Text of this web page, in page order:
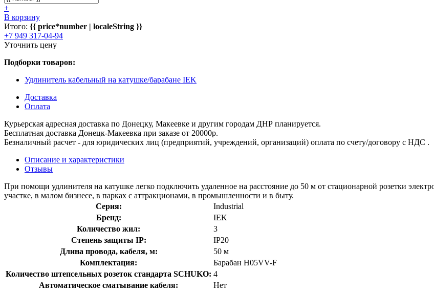
+
В корзину
Итого: {{ price*number | localeString }}
+7 949 317-04-94
Уточнить цену
Подборки товаров:
Удлинитель кабельный на катушке/барабане IEK
Доставка
Оплата
Курьерская адресная доставка по Донецку, Макеевке и другим городам ДНР планируется.
Бесплатная доставка Донецк-Макеевка при заказе от 20000р.
Безналичный расчет - для юридических лиц (предприятий, учреждений, организаций) оплата по счету/договору с НДС .
Описание и характеристики
Отзывы
При помощи удлинителя на катушке легко подключить удаленное на расстояние до 50 м от стационарной розетки
участке, в малом бизнесе, в парках с аттракционами, в промышленности и в быту.
Серия:
Industrial
Бренд:
IEK
Количество жил:
3
Степень защиты IP:
IP20
Длина провода, кабеля, м:
50 м
Комплектация:
Барабан H05VV-F
Количество штепсельных розеток стандарта SCHUKO: 4
Автоматическое сматывание кабеля:
Нет